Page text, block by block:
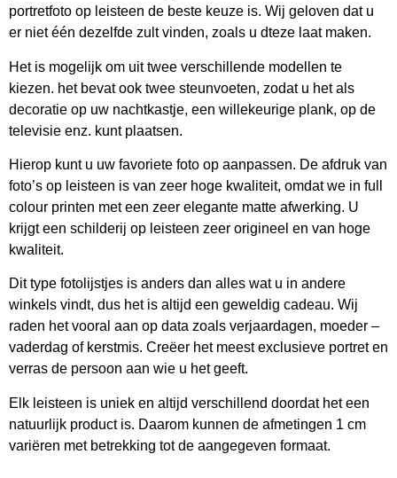
portretfoto op leisteen de beste keuze is. Wij geloven dat u
er niet één dezelfde zult vinden, zoals u dteze laat maken.
Het is mogelijk om uit twee verschillende modellen te
kiezen. het bevat ook twee steunvoeten, zodat u het als
decoratie op uw nachtkastje, een willekeurige plank, op de
televisie enz. kunt plaatsen.
Hierop kunt u uw favoriete foto op aanpassen. De afdruk van
foto’s op leisteen is van zeer hoge kwaliteit, omdat we in full
colour printen met een zeer elegante matte afwerking. U
krijgt een schilderij op leisteen zeer origineel en van hoge
kwaliteit.
Dit type fotolijstjes is anders dan alles wat u in andere
winkels vindt, dus het is altijd een geweldig cadeau. Wij
raden het vooral aan op data zoals verjaardagen, moeder –
vaderdag of kerstmis. Creëer het meest exclusieve portret en
verras de persoon aan wie u het geeft.
Elk leisteen is uniek en altijd verschillend doordat het een
natuurlijk product is. Daarom kunnen de afmetingen 1 cm
variëren met betrekking tot de aangegeven formaat.